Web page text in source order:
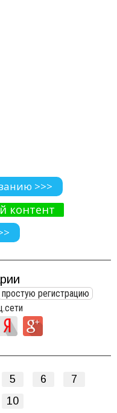
>>>
контент
простую регистрацию
5 6
7
10